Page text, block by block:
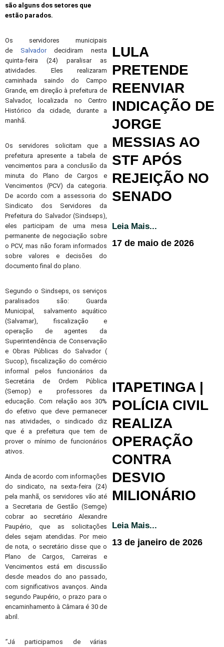
são alguns dos setores que
estão parados.
Os servidores municipais
de Salvadordecidiram nesta
quinta-feira (24) paralisar as
atividades. Eles realizaram
caminhada saindo do Campo
Grande, em direção à prefeitura de
Salvador, localizada no Centro
Histórico da cidade, durante a
manhã.
Os servidores solicitam que a
prefeitura apresente a tabela de
vencimentos para a conclusão da
minuta do Plano de Cargos e
Vencimentos (PCV) da categoria.
De acordo com a assessoria do
Sindicato dos Servidores da
Prefeitura do Salvador (Sindseps),
eles participam de uma mesa
permanente de negociação sobre
o PCV, mas não foram informados
sobre valores e decisões do
documento final do plano.
Segundo o Sindseps, os serviços
paralisados são: Guarda
Municipal, salvamento aquático
(Salvamar), fiscalização e
operação de agentes da
Superintendência de Conservação
e Obras Públicas do Salvador (
Sucop), fiscalização do comércio
informal pelos funcionários da
Secretária de Ordem Pública
(Semop) e professores da
educação. Com relação aos 30%
do efetivo que deve permanecer
nas atividades, o sindicado diz
que é a prefeitura que tem de
prover o mínimo de funcionários
ativos.
Ainda de acordo com informações
do sindicato, na sexta-feira (24)
pela manhã, os servidores vão até
a Secretaria de Gestão (Semge)
cobrar ao secretário Alexandre
Paupério, que as solicitações
deles sejam atendidas. Por meio
de nota, o secretário disse que o
Plano de Cargos, Carreiras e
Vencimentos está em discussão
desde meados do ano passado,
com significativos avanços. Ainda
segundo Paupério, o prazo para o
encaminhamento à Câmara é 30 de
abril.
“Já participamos de várias
LULA
PRETENDE
REENVIAR
INDICAÇÃO DE
JORGE
MESSIAS AO
STF APÓS
REJEIÇÃO NO
SENADO
Leia Mais...
17 de maio de 2026
ITAPETINGA |
POLÍCIA CIVIL
REALIZA
OPERAÇÃO
CONTRA
DESVIO
MILIONÁRIO
Leia Mais...
13 de janeiro de 2026